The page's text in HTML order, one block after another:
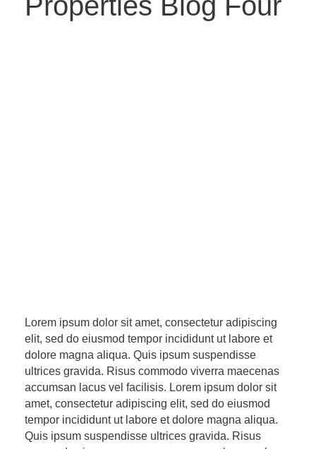
Lorem ipsum dolor sit amet, consectetur adipiscing
elit, sed do eiusmod tempor incididunt ut labore et
dolore magna aliqua. Quis ipsum suspendisse
ultrices gravida. Risus commodo viverra maecenas
accumsan lacus vel facilisis. Lorem ipsum dolor sit
amet, consectetur adipiscing elit, sed do eiusmod
tempor incididunt ut labore et dolore magna aliqua.
Quis ipsum suspendisse ultrices gravida. Risus